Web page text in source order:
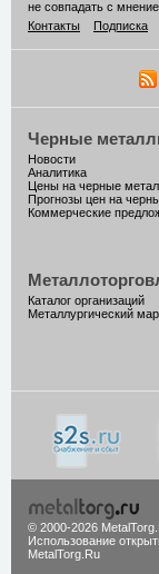
не совпадать с
Контакты
Подписка
Черные
Новости
Аналитика
Цены на черные
Прогнозы цен на
Коммерческие
Каталог организаций
Металлургический
© 2000-2026
Использование
MetalTorg.Ru